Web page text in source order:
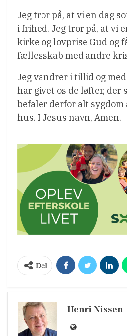
Jeg tror på, at vi en dag
i frihed. Jeg tror på, at vi
kirke og lovprise Gud og
fællesskab med andre
Jeg vandrer i tillid og
har givet os de løfter, der
befaler derfor alt sygdom
hus. I Jesus navn, Amen.
Del
Henri Nissen